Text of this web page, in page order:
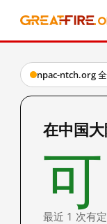
npac-ntch.org
在中国
最近 1 次有